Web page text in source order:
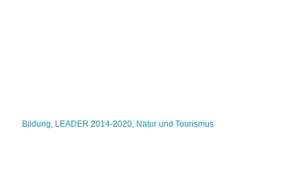
Bildung, LEADER 2014-2020, Natur und Tourismus